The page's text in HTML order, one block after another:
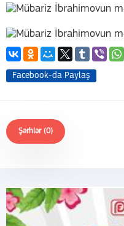
Facebook-da Paylaş
Şərhlər (0)